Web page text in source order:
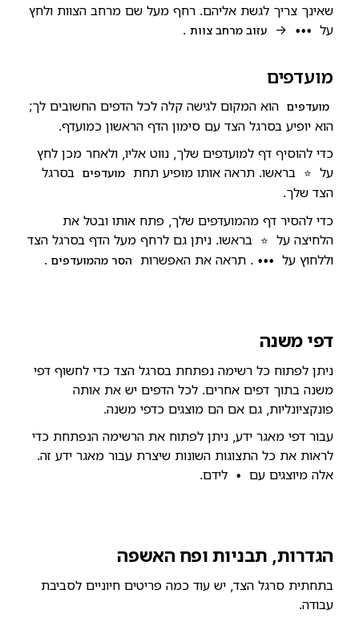
שאינך צריך לגשת אליהם. רחף מעל שם מרחב הצוות ולחץ
על
•••
→ עזוב מרחב צוות .
מועדפים
מועדפים הוא המקום לגישה קלה לכל הדפים החשובים לך;
הוא יופיע בסרגל הצד עם סימון הדף הראשון כמועדף.
כדי להוסיף דף למועדפים שלך, נווט אליו, ולאחר מכן לחץ
על
⭐ בראשו. תראה אותו מופיע תחת מועדפים בסרגל
הצד שלך.
כדי להסיר דף מהמועדפים שלך, פתח אותו ובטל את
הלחיצה על
⭐
בראשו. ניתן גם לרחף מעל הדף בסרגל הצד
וללחוץ על
••• . תראה את האפשרות הסר מהמועדפים .
דפי משנה
ניתן לפתוח כל רשימה נפתחת בסרגל הצד כדי לחשוף דפי
משנה בתוך דפים אחרים. לכל הדפים יש את אותה
פונקציונליות, גם אם הם מוצגים כדפי משנה.
עבור דפי מאגר ידע, ניתן לפתוח את הרשימה הנפתחת כדי
לראות את כל התצוגות השונות שיצרת עבור מאגר ידע זה.
אלה מיוצגים עם
• לידם.
הגדרות, תבניות ופח האשפה
בתחתית סרגל הצד, יש עוד כמה פריטים חיוניים לסביבת
עבודה.